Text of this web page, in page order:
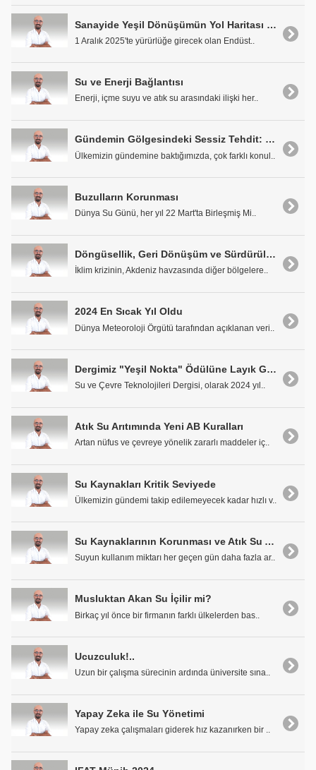
Sanayide Yeşil Dönüşümün Yol Haritası Belirleniyor
1 Aralık 2025'te yürürlüğe girecek olan Endüst..
Su ve Enerji Bağlantısı
Enerji, içme suyu ve atık su arasındaki ilişki her..
Gündemin Gölgesindeki Sessiz Tehdit: Su Stresi
Ülkemizin gündemine baktığımızda, çok farklı konul..
Buzulların Korunması
Dünya Su Günü, her yıl 22 Mart'ta Birleşmiş Mi..
Döngüsellik, Geri Dönüşüm ve Sürdürülebilir Çözümler
İklim krizinin, Akdeniz havzasında diğer bölgelere..
2024 En Sıcak Yıl Oldu
Dünya Meteoroloji Örgütü tarafından açıklanan veri..
Dergimiz "Yeşil Nokta" Ödülüne Layık Görüldü
Su ve Çevre Teknolojileri Dergisi, olarak 2024 yıl..
Atık Su Arıtımında Yeni AB Kuralları
Artan nüfus ve çevreye yönelik zararlı maddeler iç..
Su Kaynakları Kritik Seviyede
Ülkemizin gündemi takip edilemeyecek kadar hızlı v..
Su Kaynaklarının Korunması ve Atık Su Arıtımının Önemi
Suyun kullanım miktarı her geçen gün daha fazla ar..
Musluktan Akan Su İçilir mi?
Birkaç yıl önce bir firmanın farklı ülkelerden bas..
Ucuzculuk!..
Uzun bir çalışma sürecinin ardında üniversite sına..
Yapay Zeka ile Su Yönetimi
Yapay zeka çalışmaları giderek hız kazanırken bir ..